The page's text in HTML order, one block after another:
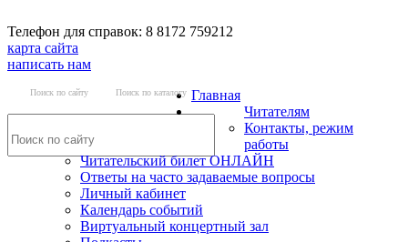
Телефон для справок: 8 8172 759212
карта сайта
написать нам
Поиск по сайту Поиск по каталогу Главная
Читателям
Контакты, режим
работы
Читательский билет ОНЛАЙН
Ответы на часто задаваемые вопросы
Личный кабинет
Календарь событий
Виртуальный концертный зал